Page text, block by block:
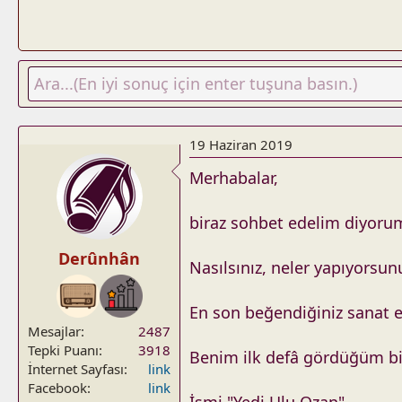
Derûnhân
Mesajlar
2487
Tepki Puanı
3918
İnternet Sayfası
link
Facebook
link
19 Haziran 2019
Merhabalar,
biraz sohbet edelim
Nasılsınız, neler
En son beğendiğiniz sanat
Benim ilk defâ gördüğüm